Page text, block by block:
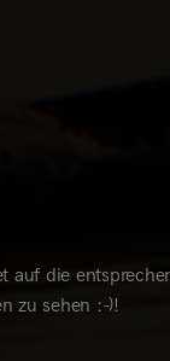
die
zu sehen :-)!